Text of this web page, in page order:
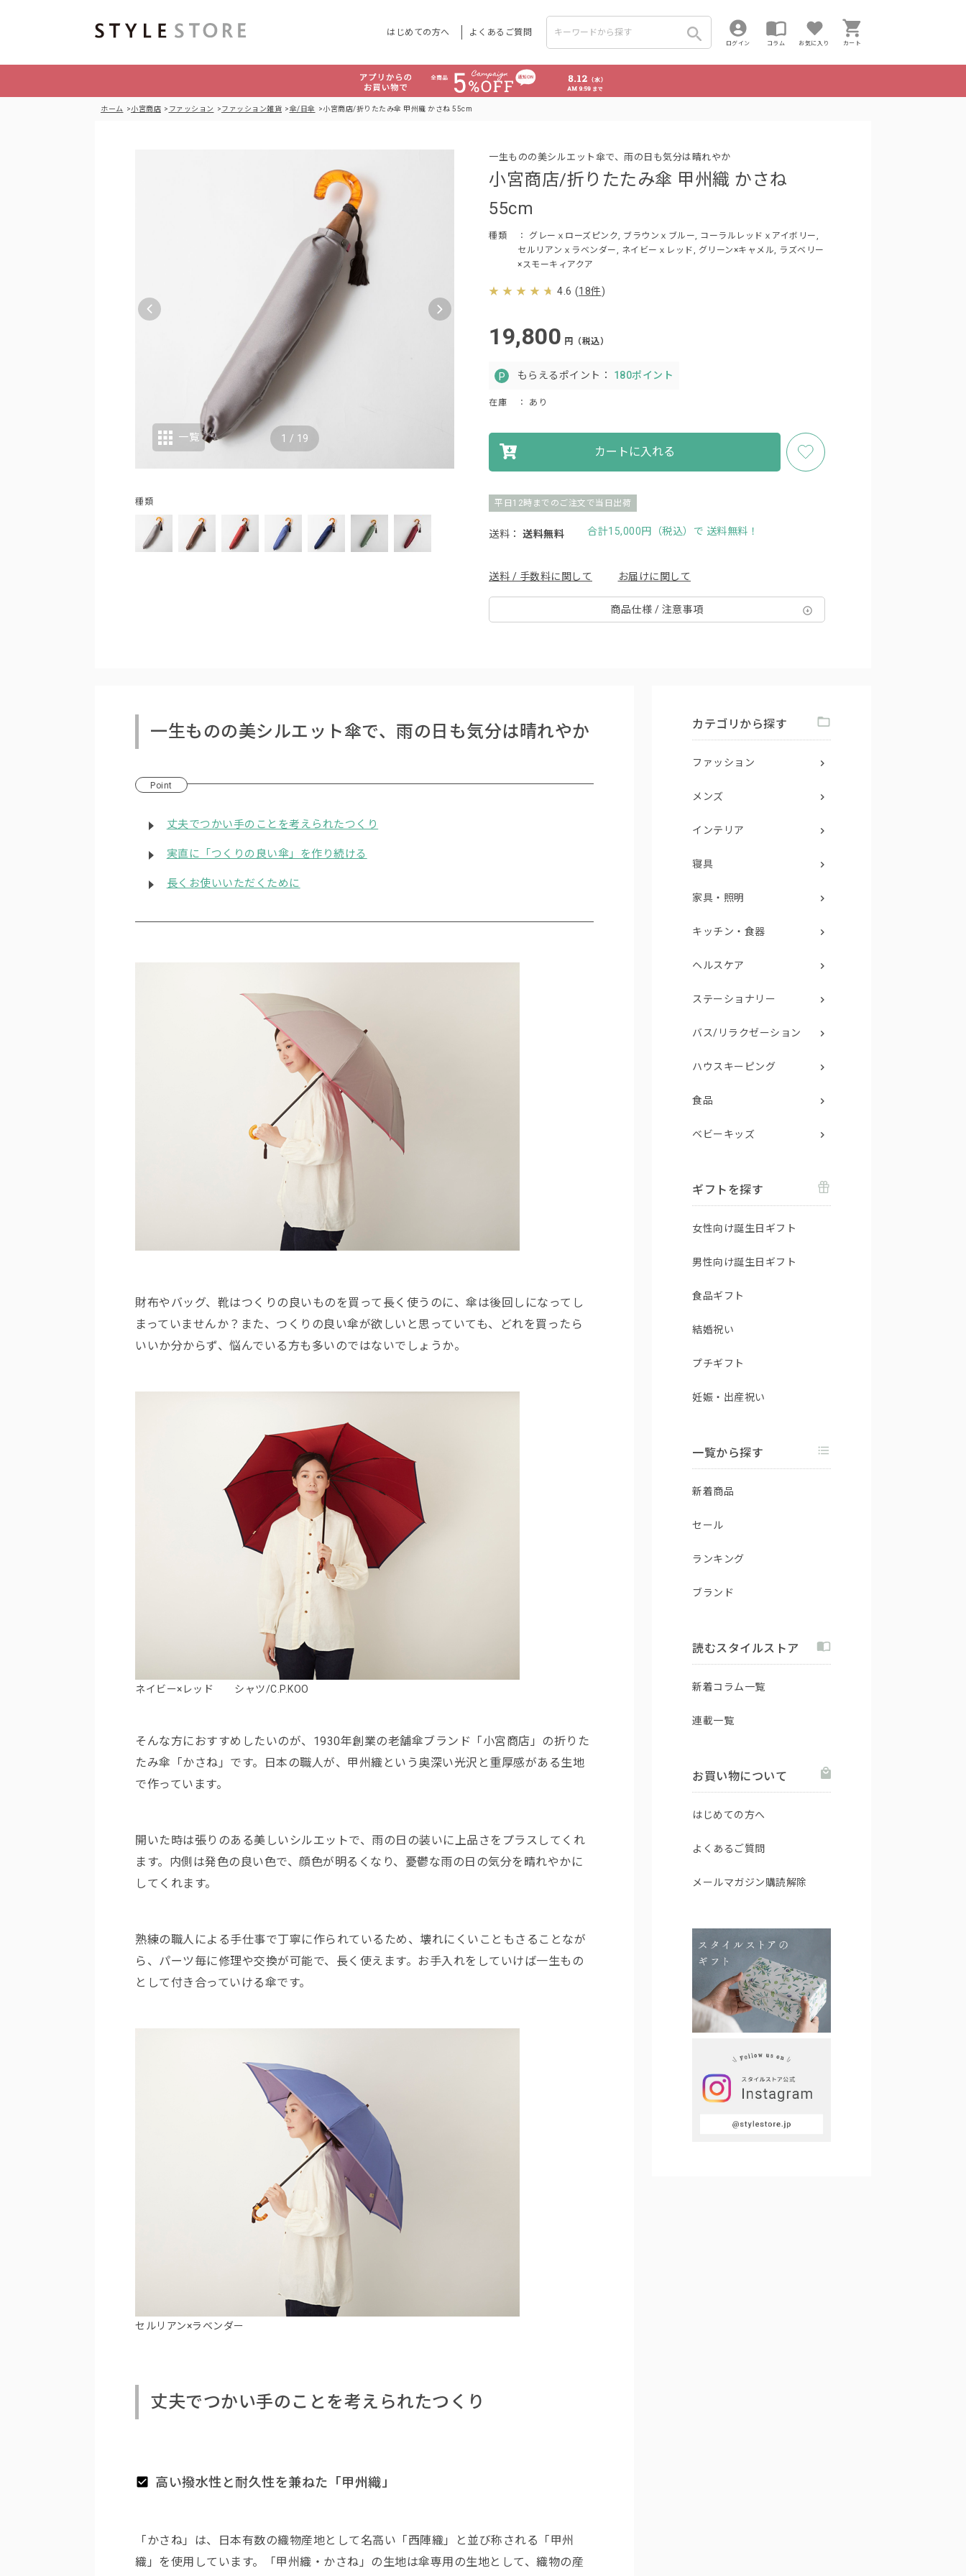
はじめての方へ よくあるご質問
ログイン コラム お気に入り カート
ホーム 小宮商店 ファッション ファッション雑貨 傘/日傘 小宮商店/折りたたみ傘 甲州織 かさね 55cm
小宮商店/折りたたみ傘 甲州織 かさね
55cm
一生ものの美シルエット傘で、雨の日も気分は晴れやか
種類
： グレーｘローズピンク, ブラウンｘブルー, コーラルレッドｘアイボリー,
セルリアンｘラベンダー, ネイビーｘレッド, グリーン×キャメル, ラズベリー
×スモーキィアクア
4.6 (18件)
19,800 円（税込）
もらえるポイント： 180ポイント
在庫 ： あり
カートに入れる
平日12時までのご注文で当日出荷
送料： 送料無料 合計15,000円（税込）で 送料無料！
送料 / 手数料に関して お届けに関して
商品仕様 / 注意事項
1 / 19
一覧
種類
一生ものの美シルエット傘で、雨の日も気分は晴れやか
Point
丈夫でつかい手のことを考えられたつくり
実直に「つくりの良い傘」を作り続ける
長くお使いいただくために
財布やバッグ、靴はつくりの良いものを買って長く使うのに、傘は後回しになってし
まっていませんか？また、つくりの良い傘が欲しいと思っていても、どれを買ったら
いいか分からず、悩んでいる方も多いのではないでしょうか。
ネイビー×レッド シャツ/C.P.KOO
そんな方におすすめしたいのが、1930年創業の老舗傘ブランド「小宮商店」の折りた
たみ傘「かさね」です。日本の職人が、甲州織という奥深い光沢と重厚感がある生地
で作っています。
開いた時は張りのある美しいシルエットで、雨の日の装いに上品さをプラスしてくれ
ます。内側は発色の良い色で、顔色が明るくなり、憂鬱な雨の日の気分を晴れやかに
してくれます。
熟練の職人による手仕事で丁寧に作られているため、壊れにくいこともさることなが
ら、パーツ毎に修理や交換が可能で、長く使えます。お手入れをしていけば一生もの
として付き合っていける傘です。
セルリアン×ラベンダー
丈夫でつかい手のことを考えられたつくり
高い撥水性と耐久性を兼ねた「甲州織」
「かさね」は、日本有数の織物産地として名高い「西陣織」と並び称される「甲州
織」を使用しています。「甲州織・かさね」の生地は傘専用の生地として、織物の産
カテゴリから探す
ファッション
メンズ
インテリア
寝具
家具・照明
キッチン・食器
ヘルスケア
ステーショナリー
バス/リラクゼーション
ハウスキーピング
食品
ベビーキッズ
ギフトを探す
女性向け誕生日ギフト
男性向け誕生日ギフト
食品ギフト
結婚祝い
プチギフト
妊娠・出産祝い
一覧から探す
新着商品
セール
ランキング
ブランド
読むスタイルストア
新着コラム一覧
連載一覧
お買い物について
はじめての方へ
よくあるご質問
メールマガジン購読解除